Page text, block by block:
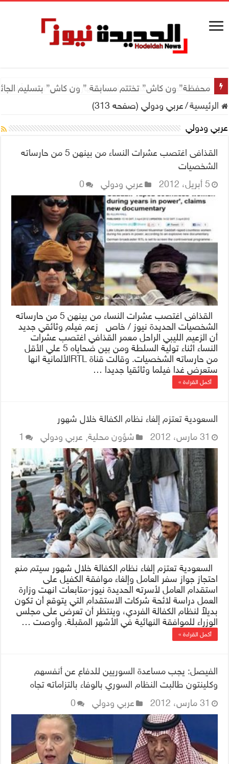
اجتماع للجمعية اليمنية العلمية للجهاز الهضمي تحضيراً
الرئيسية/عربي ودولي (صفحه 313)
عربي ودولي
القذافى اغتصب عشرات النساء من بينهن 5 من حارساته
الشخصيات
5 أبريل، 2012
عربي ودولي 0
القذافى اغتصب عشرات النساء من بينهن 5 من حارساته
الشخصيات الحديدة نيوز / خاص زعم فيلم وثائقي جديد
أن الزعيم الليبي الراحل معمر القذافي اغتصب عشرات
النساء اثناء تولية السلطة ومن بين ضحاياه 5 علي الأقل
من حارساته الشخصيات. وقالت قناة RTLالألمانية انها
ستعرض غدا فيلما وثائقيا جديدا …
أكمل القراءة »
السعودية تعتزم إلغاء نظام الكفالة خلال شهور
31 مارس، 2012
شؤون محلية, عربي ودولي 1
السعودية تعتزم إلغاء نظام الكفالة خلال شهور سيتم منع
احتجاز جواز سفر العامل وإلغاء موافقة الكفيل على
استقدام العامل لأسرته الحديدة نيوز-متابعات انهت وزارة
العمل دراسة لائحة شركات الاستقدام التي يتوقع أن تكون
بديلاً لنظام الكفالة الفردي، وينتظر أن تعرض على مجلس
الوزراء للموافقة النهائية في الأشهر المقبلة. وأوصت …
أكمل القراءة »
الفيصل: يجب مساعدة السوريين للدفاع عن أنفسهم
وكلينتون طالبت النظام السوري بالوفاء بالتزاماته تجاه
خطة عنان
31 مارس، 2012 عربي ودولي 0